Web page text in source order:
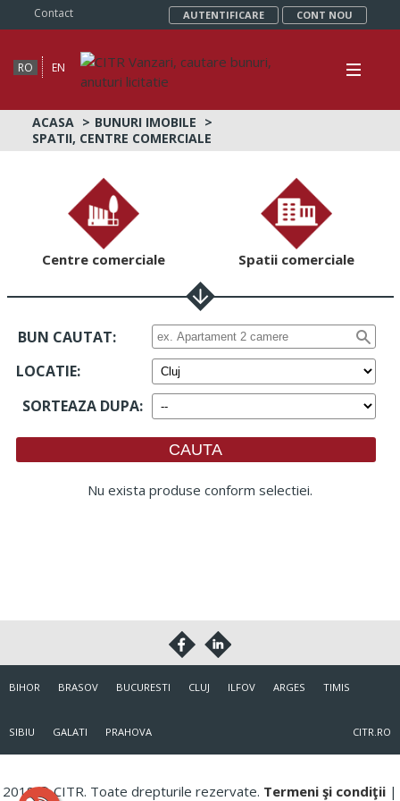
Contact AUTENTIFICARE CONT NOU
RO EN
ACASA
BUNURI IMOBILE
SPATII, CENTRE COMERCIALE
Centre comerciale Spatii comerciale
BUN CAUTAT:
LOCATIE:
SORTEAZA DUPA:
Nu exista produse conform selectiei.
BIHOR BRASOV BUCURESTI CLUJ ILFOV ARGES TIMIS
SIBIU GALATI PRAHOVA CITR.RO
2018 © CITR. Toate drepturile rezervate. Termeni şi condiţii |